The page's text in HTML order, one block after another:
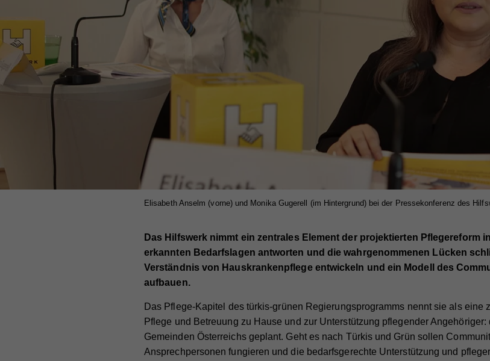
Elisabeth Anselm (vorne) und Monika Gugerell (im Hintergrund) bei der Pressekonferenz des
Das Hilfswerk nimmt ein zentrales Element der projektierten Pflegereform
erkannten Bedarfslagen antworten und die wahrgenommenen Lücken
Verständnis von Hauskrankenpflege entwickeln und ein Modell des
aufbauen.
Das Pflege-Kapitel des türkis-grünen Regierungsprogramms nennt sie als eine
Pflege und Betreuung zu Hause und zur Unterstützung pflegender Angehöriger:
Gemeinden Österreichs geplant. Geht es nach Türkis und Grün sollen
Ansprechpersonen fungieren und die bedarfsgerechte Unterstützung und